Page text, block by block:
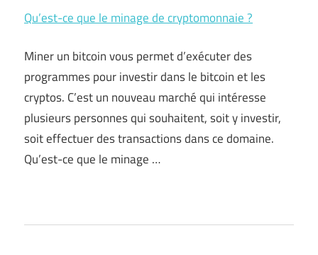
Qu’est-ce que le minage de cryptomonnaie ?
Miner un bitcoin vous permet d’exécuter des
programmes pour investir dans le bitcoin et les
cryptos. C’est un nouveau marché qui intéresse
plusieurs personnes qui souhaitent, soit y investir,
soit effectuer des transactions dans ce domaine.
Qu’est-ce que le minage …